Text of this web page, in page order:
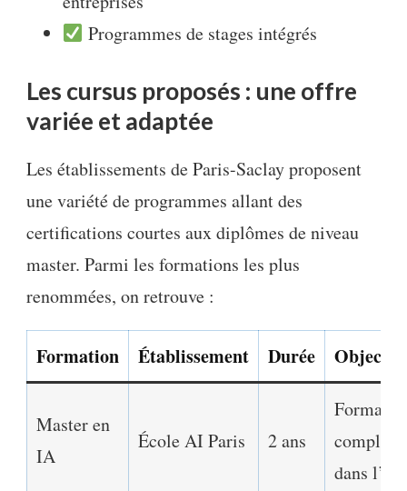
Programmes de stages intégrés
Les cursus proposés : une offre
variée et adaptée
Les établissements de Paris-Saclay proposent
une variété de programmes allant des
certifications courtes aux diplômes de niveau
master. Parmi les formations les plus
renommées, on retrouve :
Formation Établissement Durée Objectif
Master en
IA
École AI Paris 2 ans
complète
dans l’IA